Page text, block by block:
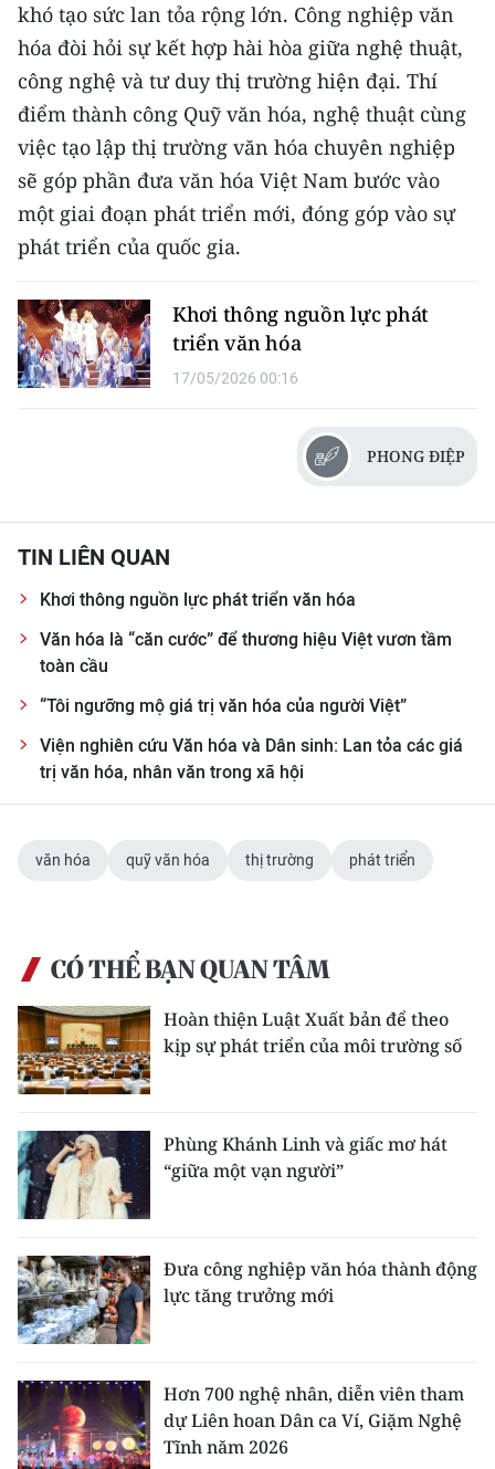
khó tạo sức lan tỏa rộng lớn. Công nghiệp văn
hóa đòi hỏi sự kết hợp hài hòa giữa nghệ thuật,
công nghệ và tư duy thị trường hiện đại. Thí
điểm thành công Quỹ văn hóa, nghệ thuật cùng
việc tạo lập thị trường văn hóa chuyên nghiệp
sẽ góp phần đưa văn hóa Việt Nam bước vào
một giai đoạn phát triển mới, đóng góp vào sự
phát triển của quốc gia.
Khơi thông nguồn lực phát
triển văn hóa
17/05/2026 00:16
PHONG ĐIỆP
TIN LIÊN QUAN
Khơi thông nguồn lực phát triển văn hóa
Văn hóa là “căn cước” để thương hiệu Việt vươn tầm
toàn cầu
“Tôi ngưỡng mộ giá trị văn hóa của người Việt”
Viện nghiên cứu Văn hóa và Dân sinh: Lan tỏa các giá
trị văn hóa, nhân văn trong xã hội
văn hóa quỹ văn hóa thị trường phát triển
CÓ THỂ BẠN QUAN TÂM
Hoàn thiện Luật Xuất bản để theo
kịp sự phát triển của môi trường số
Phùng Khánh Linh và giấc mơ hát
“giữa một vạn người”
Đưa công nghiệp văn hóa thành động
lực tăng trưởng mới
Hơn 700 nghệ nhân, diễn viên tham
dự Liên hoan Dân ca Ví, Giặm Nghệ
Tĩnh năm 2026